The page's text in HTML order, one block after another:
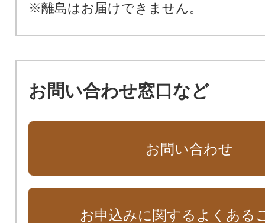
※離島はお届けできません。
お問い合わせ窓口など
お問い合わせ
お申込みに関するよくある